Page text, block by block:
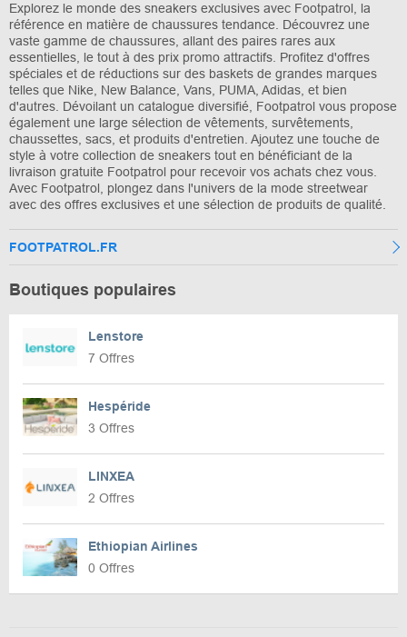
Explorez le monde des sneakers exclusives avec Footpatrol, la
référence en matière de chaussures tendance. Découvrez une
vaste gamme de chaussures, allant des paires rares aux
essentielles, le tout à des prix promo attractifs. Profitez d'offres
spéciales et de réductions sur des baskets de grandes marques
telles que Nike, New Balance, Vans, PUMA, Adidas, et bien
d'autres. Dévoilant un catalogue diversifié, Footpatrol vous propose
également une large sélection de vêtements, survêtements,
chaussettes, sacs, et produits d'entretien. Ajoutez une touche de
style à votre collection de sneakers tout en bénéficiant de la
livraison gratuite Footpatrol pour recevoir vos achats chez vous.
Avec Footpatrol, plongez dans l'univers de la mode streetwear
avec des offres exclusives et une sélection de produits de qualité.
FOOTPATROL.FR
Boutiques populaires
Lenstore
7 Offres
Hespéride
3 Offres
LINXEA
2 Offres
Ethiopian Airlines
0 Offres